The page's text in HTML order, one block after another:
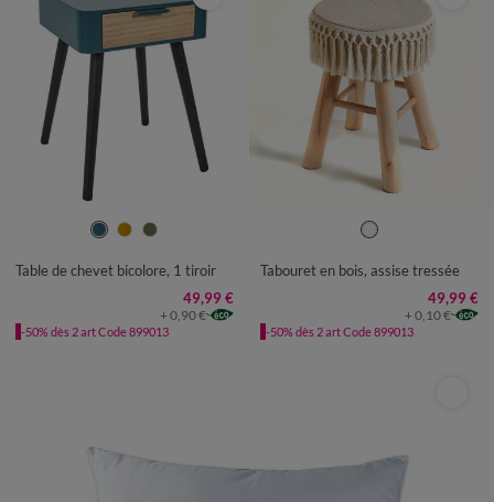
UNITÉ
Table de chevet bicolore, 1 tiroir
49,99 €
+ 0,90 €
-50% dès 2 art Code 899013
UNITÉ
Tabouret en bois, assise tressée
49,99 €
+ 0,10 €
-50% dès 2 art Code 899013